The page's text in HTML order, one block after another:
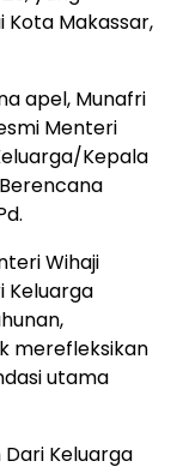
Kota Makassar,
apel, Munafri
Menteri
Kepala
Wihaji
Keluarga
merefleksikan
utama
Keluarga